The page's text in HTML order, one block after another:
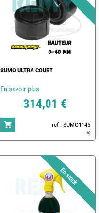
SUMO ULTRA COURT
En savoir plus
314,01 €
ref : SUMO1145
10